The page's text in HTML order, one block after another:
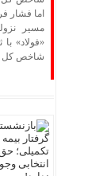
اما فشار
مسیر
«فولاد»
شاخص کل